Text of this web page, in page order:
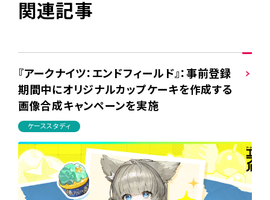
関連記事
『アークナイツ：エンドフィールド』：事前登録
期間中にオリジナルカップケーキを作成する
画像合成キャンペーンを実施
ケーススタディ